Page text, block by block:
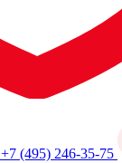
+7 (495) 246-35-75